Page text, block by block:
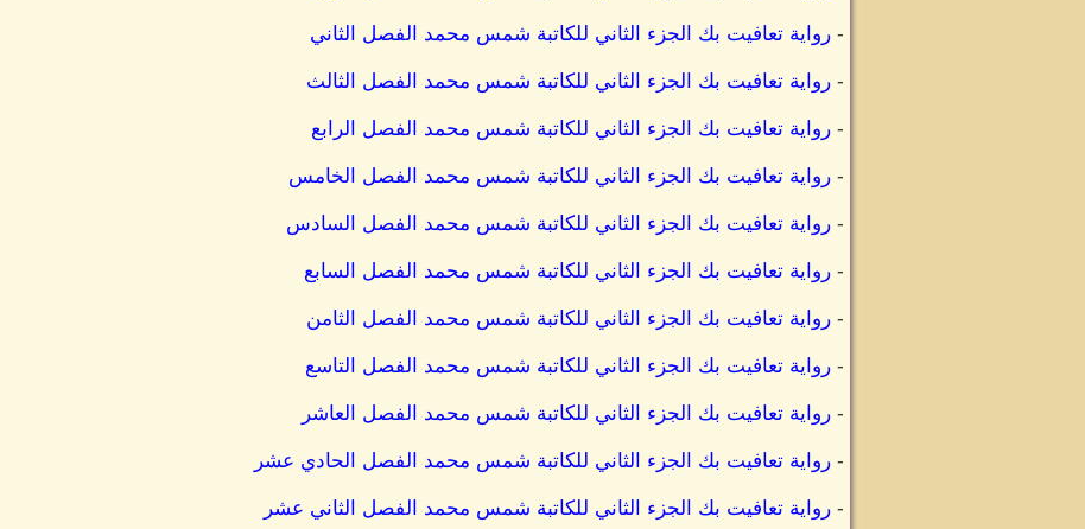
- رواية تعافيت بك الجزء الثاني للكاتبة شمس محمد الفصل الثاني
- رواية تعافيت بك الجزء الثاني للكاتبة شمس محمد الفصل الثالث
- رواية تعافيت بك الجزء الثاني للكاتبة شمس محمد الفصل الرابع
- رواية تعافيت بك الجزء الثاني للكاتبة شمس محمد الفصل الخامس
- رواية تعافيت بك الجزء الثاني للكاتبة شمس محمد الفصل السادس
- رواية تعافيت بك الجزء الثاني للكاتبة شمس محمد الفصل السابع
- رواية تعافيت بك الجزء الثاني للكاتبة شمس محمد الفصل الثامن
- رواية تعافيت بك الجزء الثاني للكاتبة شمس محمد الفصل التاسع
- رواية تعافيت بك الجزء الثاني للكاتبة شمس محمد الفصل العاشر
- رواية تعافيت بك الجزء الثاني للكاتبة شمس محمد الفصل الحادي عشر
- رواية تعافيت بك الجزء الثاني للكاتبة شمس محمد الفصل الثاني عشر